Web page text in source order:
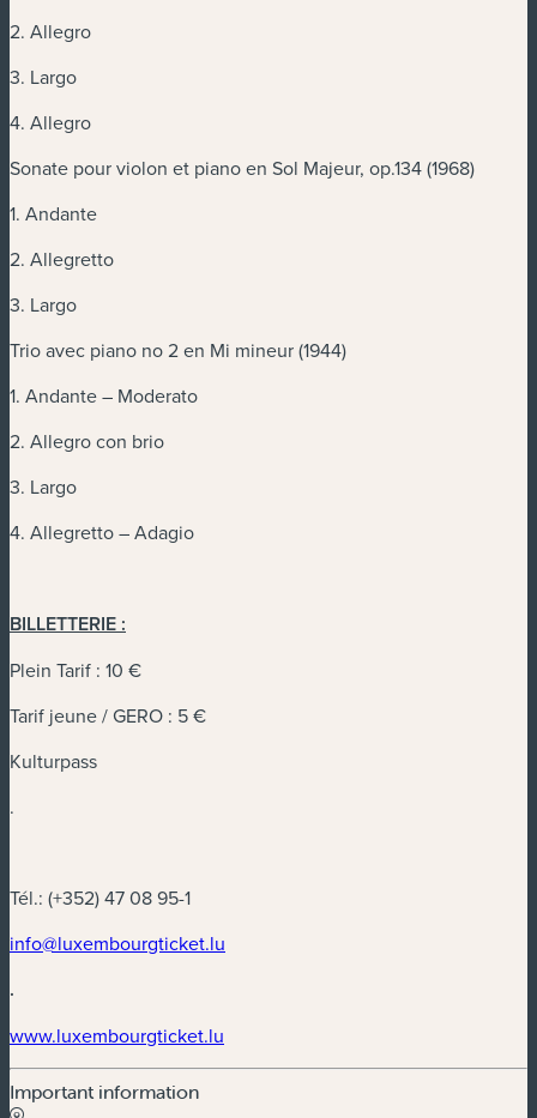
2. Allegro
3. Largo
4. Allegro
Sonate pour violon et piano en Sol Majeur, op.134 (1968)
1. Andante
2. Allegretto
3. Largo
Trio avec piano no 2 en Mi mineur (1944)
1. Andante – Moderato
2. Allegro con brio
3. Largo
4. Allegretto – Adagio
BILLETTERIE :
Plein Tarif : 10 €
Tarif jeune / GERO : 5 €
Kulturpass
.
Tél.: (+352) 47 08 95-1
info@luxembourgticket.lu
.
www.luxembourgticket.lu
Important information